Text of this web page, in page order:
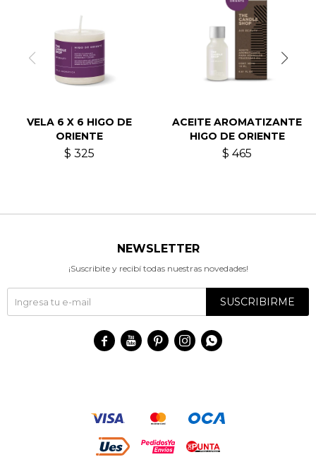
VELA 6 X 6 HIGO DE
ORIENTE
$ 325
ACEITE AROMATIZANTE
HIGO DE ORIENTE
$ 465
NEWSLETTER
¡Suscribite y recibí todas nuestras novedades!
SUSCRIBIRME
    